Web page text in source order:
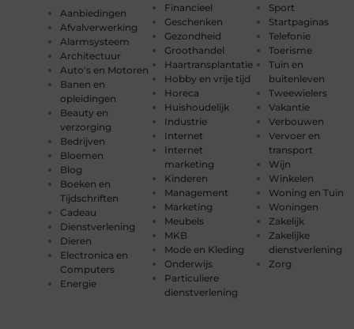
Aanbiedingen
Afvalverwerking
Alarmsysteem
Architectuur
Auto's en Motoren
Banen en
opleidingen
Beauty en
verzorging
Bedrijven
Bloemen
Blog
Boeken en
Tijdschriften
Cadeau
Dienstverlening
Dieren
Electronica en
Computers
Energie
Financieel
Geschenken
Gezondheid
Groothandel
Haartransplantatie
Hobby en vrije tijd
Horeca
Huishoudelijk
Industrie
Internet
Internet
marketing
Kinderen
Management
Marketing
Meubels
MKB
Mode en Kleding
Onderwijs
Particuliere
dienstverlening
Sport
Startpaginas
Telefonie
Toerisme
Tuin en
buitenleven
Tweewielers
Vakantie
Verbouwen
Vervoer en
transport
Wijn
Winkelen
Woning en Tuin
Woningen
Zakelijk
Zakelijke
dienstverlening
Zorg